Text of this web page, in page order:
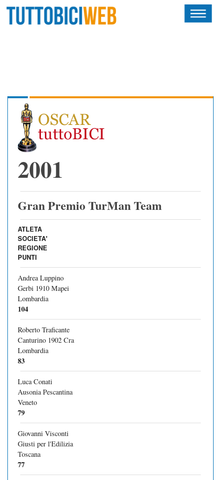
ATLETI
CALENDARIO
OSCAR
ALBI D'ORO
NEWSLETTER
2001
Gran Premio TurMan Team
ATLETA
SOCIETA'
REGIONE
PUNTI
Andrea Luppino
Gerbi 1910 Mapei
Lombardia
104
Roberto Traficante
Canturino 1902 Cra
Lombardia
83
Luca Conati
Ausonia Pescantina
Veneto
79
Giovanni Visconti
Giusti per l'Edilizia
Toscana
77